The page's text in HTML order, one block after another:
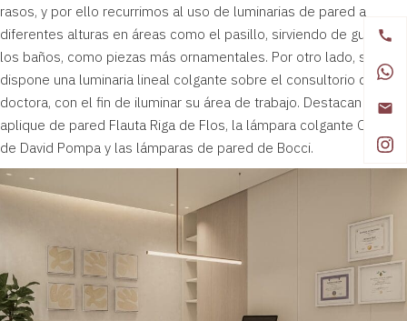
rasos, y por ello recurrimos al uso de luminarias de pared a
diferentes alturas en áreas como el pasillo, sirviendo de guía, y
los baños, como piezas más ornamentales. Por otro lado, se
dispone una luminaria lineal colgante sobre el consultorio de la
doctora, con el fin de iluminar su área de trabajo. Destacan el
aplique de pared Flauta Riga de Flos, la lámpara colgante Origo
de David Pompa y las lámparas de pared de Bocci.